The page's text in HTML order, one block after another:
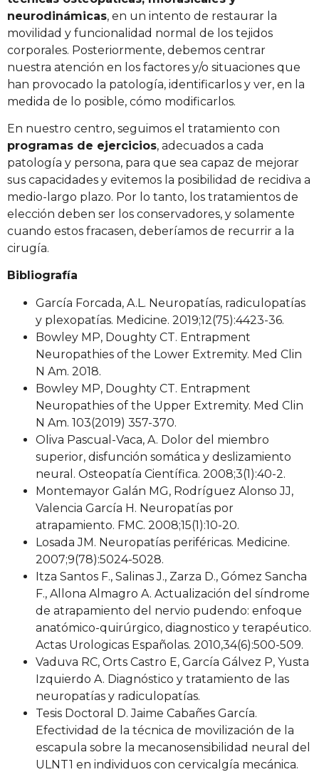
neurodinámicas, en un intento de restaurar la
movilidad y funcionalidad normal de los tejidos
corporales. Posteriormente, debemos centrar
nuestra atención en los factores y/o situaciones que
han provocado la patología, identificarlos y ver, en la
medida de lo posible, cómo modificarlos.
En nuestro centro, seguimos el tratamiento con
programas de ejercicios, adecuados a cada
patología y persona, para que sea capaz de mejorar
sus capacidades y evitemos la posibilidad de recidiva a
medio-largo plazo. Por lo tanto, los tratamientos de
elección deben ser los conservadores, y solamente
cuando estos fracasen, deberíamos de recurrir a la
cirugía.
Bibliografía
García Forcada, A.L. Neuropatías, radiculopatías
y plexopatías. Medicine. 2019;12(75):4423-36.
Bowley MP, Doughty CT. Entrapment
Neuropathies of the Lower Extremity. Med Clin
N Am. 2018.
Bowley MP, Doughty CT. Entrapment
Neuropathies of the Upper Extremity. Med Clin
N Am. 103(2019) 357-370.
Oliva Pascual-Vaca, A. Dolor del miembro
superior, disfunción somática y deslizamiento
neural. Osteopatía Científica. 2008;3(1):40-2.
Montemayor Galán MG, Rodríguez Alonso JJ,
Valencia García H. Neuropatías por
atrapamiento. FMC. 2008;15(1):10-20.
Losada JM. Neuropatías periféricas. Medicine.
2007;9(78):5024-5028.
Itza Santos F., Salinas J., Zarza D., Gómez Sancha
F., Allona Almagro A. Actualización del síndrome
de atrapamiento del nervio pudendo: enfoque
anatómico-quirúrgico, diagnostico y terapéutico.
Actas Urologicas Españolas. 2010,34(6):500-509.
Vaduva RC, Orts Castro E, García Gálvez P, Yusta
Izquierdo A. Diagnóstico y tratamiento de las
neuropatías y radiculopatías.
Tesis Doctoral D. Jaime Cabañes García.
Efectividad de la técnica de movilización de la
escapula sobre la mecanosensibilidad neural del
ULNT1 en individuos con cervicalgía mecánica.